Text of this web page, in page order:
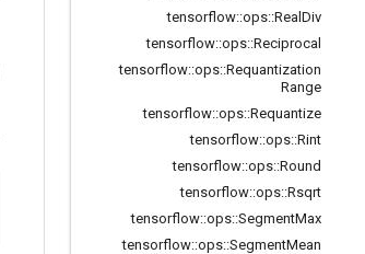
tensorflow::ops::Real Div
tensorflow::ops::Reciprocal
tensorflow::ops::Requantization
Range
tensorflow::ops::Requantize
tensorflow::ops::Rint
tensorflow::ops::Round
tensorflow::ops::Rsqrt
tensorflow::ops::SegmentMax
tensorflow::ops::SegmentMean